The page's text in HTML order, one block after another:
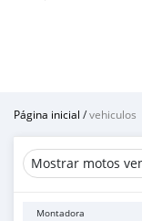
Página inicial /vehiculos
Mostrar motos
Montadora